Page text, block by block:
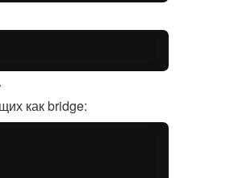
как bridge: